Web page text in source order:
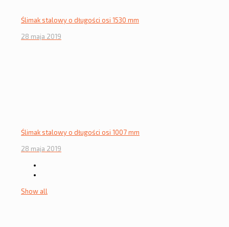
Ślimak stalowy o długości osi 1530 mm
28 maja 2019
Ślimak stalowy o długości osi 1007 mm
28 maja 2019
Show all